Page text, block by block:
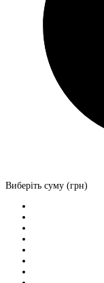
Виберіть суму (грн)